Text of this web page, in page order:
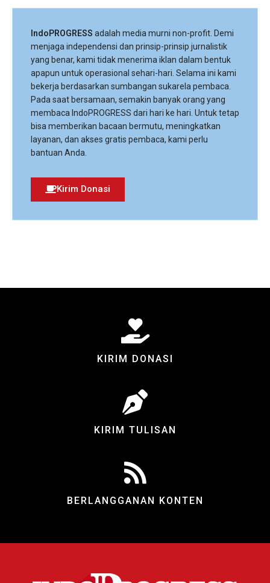
IndoPROGRESS adalah media murni non-profit. Demi
menjaga independensi dan prinsip-prinsip jurnalistik
yang benar, kami tidak menerima iklan dalam bentuk
apapun untuk operasional sehari-hari. Selama ini kami
bekerja berdasarkan sumbangan sukarela pembaca.
Pada saat bersamaan, semakin banyak orang yang
membaca IndoPROGRESS dari hari ke hari. Untuk tetap
bisa memberikan bacaan bermutu, meningkatkan
layanan, dan akses gratis pembaca, kami perlu
bantuan Anda.
Kirim Donasi
KIRIM DONASI
KIRIM TULISAN
BERLANGGANAN KONTEN